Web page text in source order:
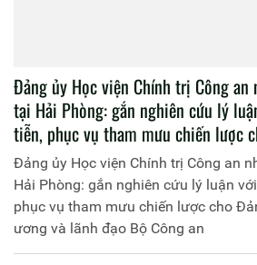
Đảng ủy Học viện Chính trị Công an
tại Hải Phòng: gắn nghiên cứu lý
tiễn, phục vụ tham mưu chiến lược
Trung ương và lãnh đạo Bộ Công an
Đảng ủy Học viện Chính trị Công an
Hải Phòng: gắn nghiên cứu lý luận
phục vụ tham mưu chiến lược cho
ương và lãnh đạo Bộ Công an